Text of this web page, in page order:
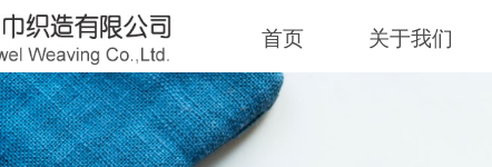
首页 关于我们